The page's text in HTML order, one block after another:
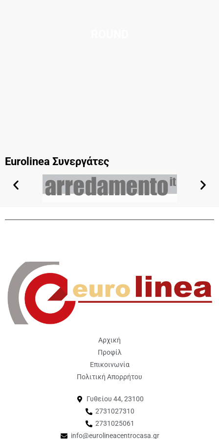
Eurolinea Συνεργάτες
Αρχική
Προφίλ
Επικοινωνία
Πολιτική Απορρήτου
Γυθείου 44, 23100
2731027310
2731025061
info@eurolineacentrocasa.gr